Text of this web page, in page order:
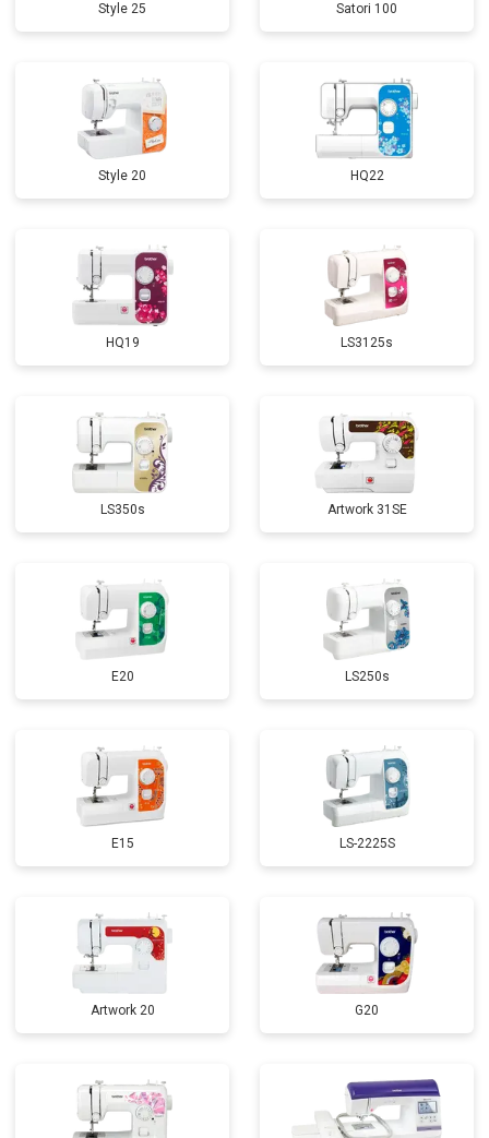
Style 25 Satori 100
Style 20 HQ22
HQ19 LS3125s
LS350s Artwork 31SE
E20 LS250s
E15 LS-2225S
Artwork 20 G20